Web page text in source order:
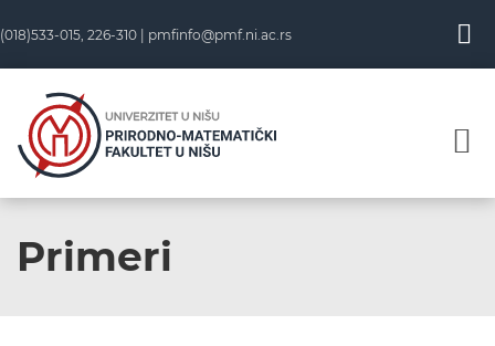
to
content
(018)533-015, 226-310 | pmfinfo@pmf.ni.ac.rs
Primeri